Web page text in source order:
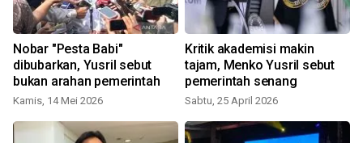
Nobar "Pesta Babi"
dibubarkan, Yusril sebut
bukan arahan pemerintah
Kamis, 14 Mei 2026
Kritik akademisi makin
tajam, Menko Yusril sebut
pemerintah senang
Sabtu, 25 April 2026